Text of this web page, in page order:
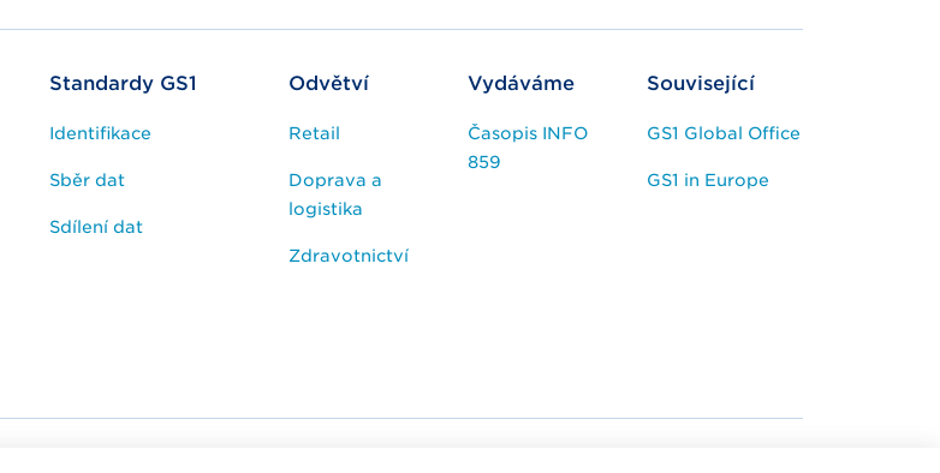
Standardy GS1
Identifikace
Sběr dat
Sdílení dat
Odvětví
Retail
Doprava a
logistika
Zdravotnictví
Vydáváme
Časopis INFO
859
Související
GS1 Global Office
GS1 in Europe